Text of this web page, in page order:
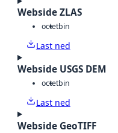
Webside ZLAS
octetbin
Last ned
Webside USGS DEM
octetbin
Last ned
Webside GeoTIFF